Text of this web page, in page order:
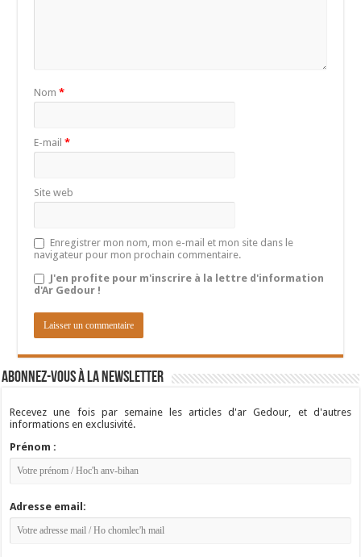
Nom*
E-mail*
Site web
Enregistrer mon nom, mon e-mail et mon site dans le
navigateur pour mon prochain commentaire.
J'en profite pour m'inscrire à la lettre d'information
d'Ar Gedour !
Abonnez-vous à la newsletter
Recevez une fois par semaine les articles d'ar Gedour, et d'autres
informations en exclusivité.
Prénom :
Adresse email: